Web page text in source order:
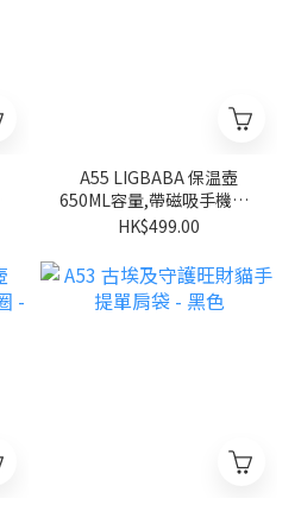
A55 LIGBABA 保温壺
650ML容量,帶磁吸手機圈 -
米白色
HK$499.00